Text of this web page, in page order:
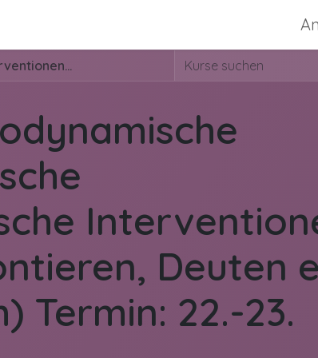
Modul 5: Psychodynamische Ansätze: Klassische psychodynamische Interventionen (Klären, Konfrontieren, Deuten etc.) (Präsenz Zürich) Termin: 22.-23. Januar 2027
Deuten
Termin: 22.-23.